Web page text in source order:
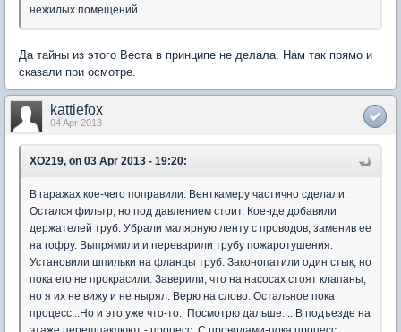
нежилых помещений.
Да тайны из этого Веста в принципе не делала. Нам так прямо и
сказали при осмотре.
kattiefox
04 Apr 2013
XO219, on 03 Apr 2013 - 19:20:
В гаражах кое-чего поправили. Венткамеру частично сделали.
Остался фильтр, но под давлением стоит. Кое-где добавили
держателей труб. Убрали малярную ленту с проводов, заменив ее
на гофру. Выпрямили и переварили трубу пожаротушения.
Установили шпильки на фланцы труб. Законопатили один стык, но
пока его не прокрасили. Заверили, что на насосах стоят клапаны,
но я их не вижу и не нырял. Верю на слово. Остальное пока
процесс...Но и это уже что-то. Посмотрю дальше.... В подъезде на